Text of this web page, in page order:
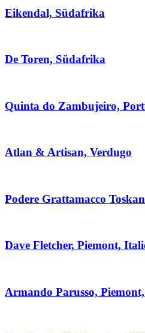
Eikendal, Südafrika
De Toren, Südafrika
Quinta do Zambujeiro,
Atlan & Artisan, Verdugo
Podere Grattamacco
Dave Fletcher, Piemont,
Armando Parusso,